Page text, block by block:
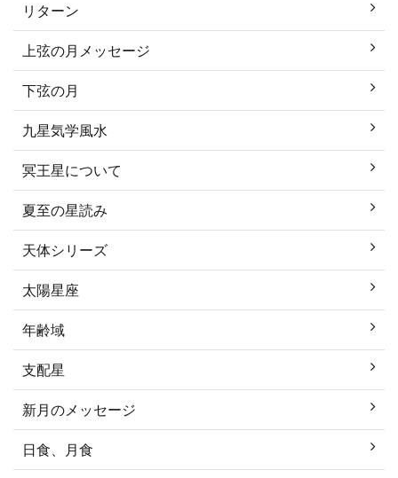
リターン
上弦の月メッセージ
下弦の月
九星気学風水
冥王星について
夏至の星読み
天体シリーズ
太陽星座
年齢域
支配星
新月のメッセージ
日食、月食